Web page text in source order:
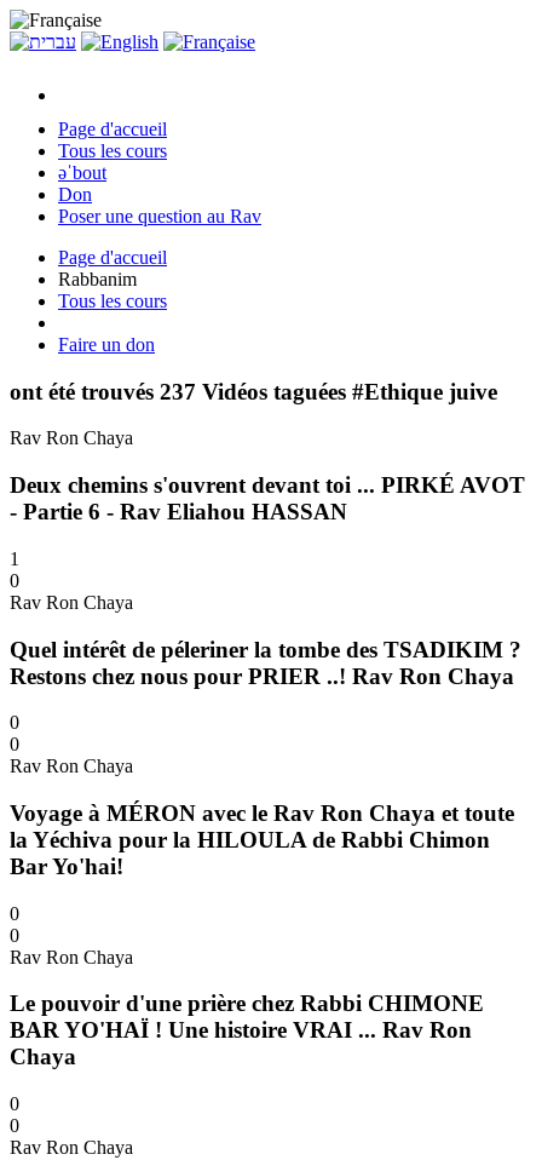
Page d'accueil
Tous les cours
əˈbout
Don
Poser une question au Rav
Page d'accueil
Rabbanim
Tous les cours
Faire un don
ont été trouvés 237 Vidéos taguées #Ethique juive
Rav Ron Chaya
Deux chemins s'ouvrent devant toi ... PIRKÉ AVOT
- Partie 6 - Rav Eliahou HASSAN
1
0
Rav Ron Chaya
Quel intérêt de péleriner la tombe des TSADIKIM ?
Restons chez nous pour PRIER ..! Rav Ron Chaya
0
0
Rav Ron Chaya
Voyage à MÉRON avec le Rav Ron Chaya et toute
la Yéchiva pour la HILOULA de Rabbi Chimon
Bar Yo'hai!
0
0
Rav Ron Chaya
Le pouvoir d'une prière chez Rabbi CHIMONE
BAR YO'HAÏ ! Une histoire VRAI ... Rav Ron
Chaya
0
0
Rav Ron Chaya